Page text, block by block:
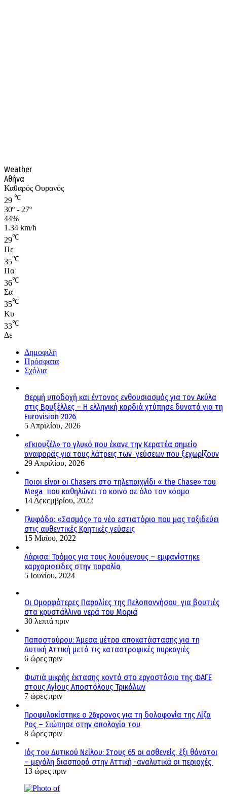
Weather
Αθήνα
Καθαρός Ουρανός
29 ℃
30º - 27º
44%
1.34 km/h
29℃
Πε
35℃
Πα
36℃
Σα
35℃
Κυ
33℃
Δε
Δημοφιλή
Πρόσφατα
Σχόλια
Θερμή υποδοχή και έντονος ενθουσιασμός για τον Ακύλα
στις Βρυξέλλες – Η ελληνική καρδιά χτύπησε δυνατά για τη
Eurovision 2026
5 Απριλίου, 2026
«Γκιουζέλ» το γλυκό που έκανε την Κερατέα σημείο
αναφοράς για τους λάτρεις των γεύσεων που ξεχωρίζουν
29 Απριλίου, 2026
Ποιοι είναι οι Chasers στο τηλεπαιχνίδι « the Chase» του
Mega που καθηλώνει το κοινό σε όλο τον κόσμο
14 Δεκεμβρίου, 2022
Γλυφάδα: «Σασμός» το νέο εστιατόριο που μας ταξιδεύει
στις αυθεντικές Κρητικές γεύσεις
15 Μαΐου, 2022
Λάρισα: Τρόμος για τους λουόμενους – εμφανίστηκε
καρχαριοειδες στην παραλία
5 Ιουνίου, 2024
Οι Ομορφότερες Παραλίες της Πελοποννήσου για βουτιές
στα κρυστάλλινα νερά του Μοριά
30 λεπτά πριν
Παπασταύρου: Άμεσα μέτρα αποκατάστασης για τη
Δυτική Αττική μετά τις καταστροφικές πυρκαγιές
6 ώρες πριν
Φωτιά μικρής έκτασης κοντά στο εργοστάσιο της ΦΑΓΕ
στους Αγίους Αποστόλους Τρικάλων
7 ώρες πριν
Προφυλακίστηκε ο 26χρονος για τη δολοφονία της Λίζα
Ρος – Σιώπησε στην απολογία του
8 ώρες πριν
Ιός του Δυτικού Νείλου: Στους 65 οι ασθενείς, έξι θάνατοι
– μεγάλη διασπορά στην Αττική -αναλυτικά οι περιοχές
13 ώρες πριν